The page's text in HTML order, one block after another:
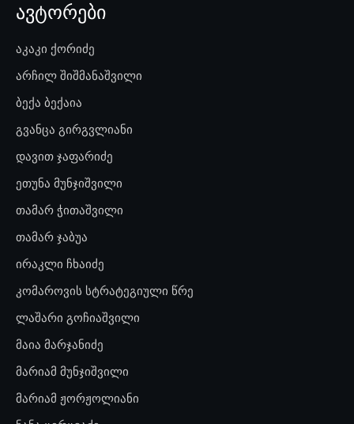
ავტორები
აკაკი ქორიძე
არჩილ შიშმანაშვილი
ბექა ბექაია
გვანცა გირგვლიანი
დავით ჯაფარიძე
ეთუნა მუნჯიშვილი
თამარ ჭითაშვილი
თამარ ჯაბუა
ირაკლი ჩხაიძე
კომაროვის სტრატეგიული წრე
ლაშარი გოჩიაშვილი
მაია მარჯანიძე
მარიამ მუნჯიშვილი
მარიამ ჟორჟოლიანი